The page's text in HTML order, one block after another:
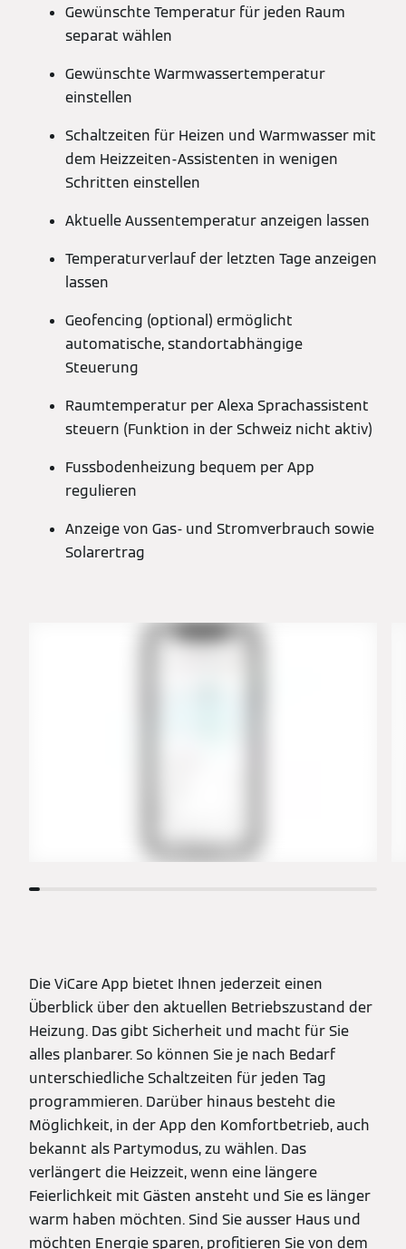
Gewünschte Temperatur für jeden Raum
separat wählen
Gewünschte Warmwassertemperatur
einstellen
Schaltzeiten für Heizen und Warmwasser mit
dem Heizzeiten-Assistenten in wenigen
Schritten einstellen
Aktuelle Aussentemperatur anzeigen lassen
Temperaturverlauf der letzten Tage anzeigen
lassen
Geofencing (optional) ermöglicht
automatische, standortabhängige
Steuerung
Raumtemperatur per Alexa Sprachassistent
steuern (Funktion in der Schweiz nicht aktiv)
Fussbodenheizung bequem per App
regulieren
Anzeige von Gas- und Stromverbrauch sowie
Solarertrag
Die ViCare App bietet Ihnen jederzeit einen
Überblick über den aktuellen Betriebszustand der
Heizung. Das gibt Sicherheit und macht für Sie
alles planbarer. So können Sie je nach Bedarf
unterschiedliche Schaltzeiten für jeden Tag
programmieren. Darüber hinaus besteht die
Möglichkeit, in der App den Komfortbetrieb, auch
bekannt als Partymodus, zu wählen. Das
verlängert die Heizzeit, wenn eine längere
Feierlichkeit mit Gästen ansteht und Sie es länger
warm haben möchten. Sind Sie ausser Haus und
möchten Energie sparen, profitieren Sie von dem